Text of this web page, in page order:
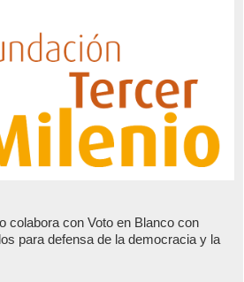
colabora con Voto en Blanco con
para defensa de la democracia y la